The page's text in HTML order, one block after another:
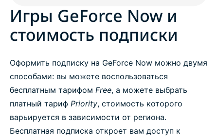
Игры GeForce Now и
стоимость подписки
Оформить подписку на GeForce Now можно двумя
способами: вы можете воспользоваться
бесплатным тарифом Free, а можете выбрать
платный тариф Priority, стоимость которого
варьируется в зависимости от региона.
Бесплатная подписка откроет вам доступ к